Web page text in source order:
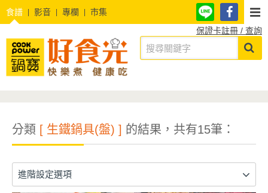
食譜 影音 專欄
市集
保證卡註冊 / 查詢
分類 [ 生鐵鍋具(盤) ] 的結果，共有15筆：
進階設定選項